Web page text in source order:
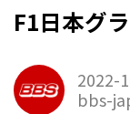
F1日本グ
2022-
bbs-